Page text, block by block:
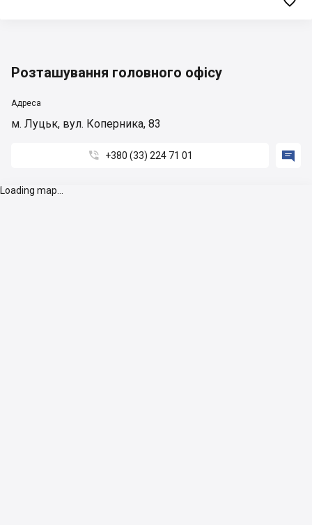
Розташування головного офісу
Адреса
м. Луцьк, вул. Коперника, 83
 +380 (33) 224 71 01 
Loading map...